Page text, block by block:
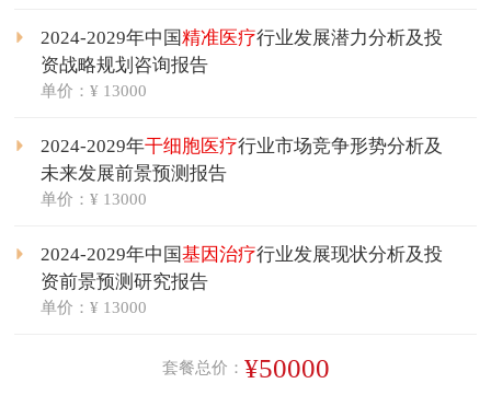
2024-2029年中国精准医疗行业发展潜力分析及投
资战略规划咨询报告
单价：¥ 13000
2024-2029年干细胞医疗行业市场竞争形势分析及
未来发展前景预测报告
单价：¥ 13000
2024-2029年中国基因治疗行业发展现状分析及投
资前景预测研究报告
单价：¥ 13000
套餐总价： ¥50000